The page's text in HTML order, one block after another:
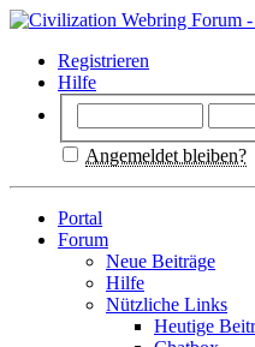
Registrieren
Hilfe
Angemeldet bleiben?
Portal
Forum
Neue Beiträge
Hilfe
Nützliche Links
Heutige